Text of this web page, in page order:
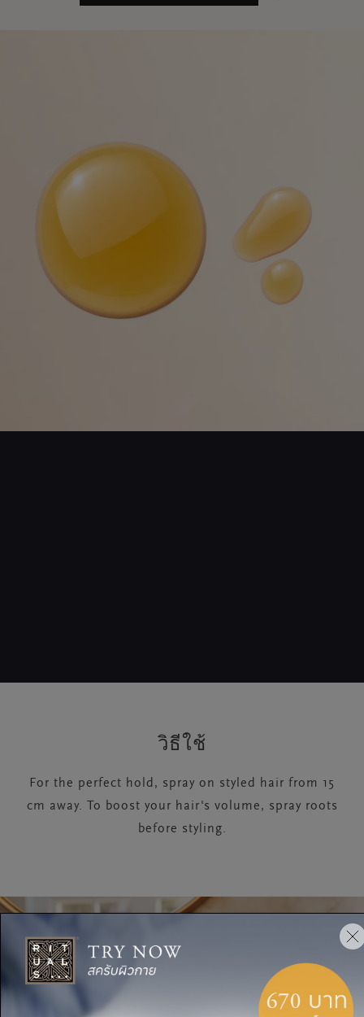
วิธีใช้
For the perfect hold, spray on styled hair from 15
cm away. To boost your hair's volume, spray roots
before styling.